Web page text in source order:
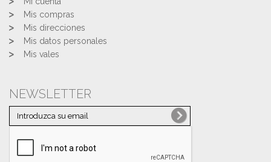
Mis compras
Mis direcciones
Mis datos personales
Mis vales
NEWSLETTER